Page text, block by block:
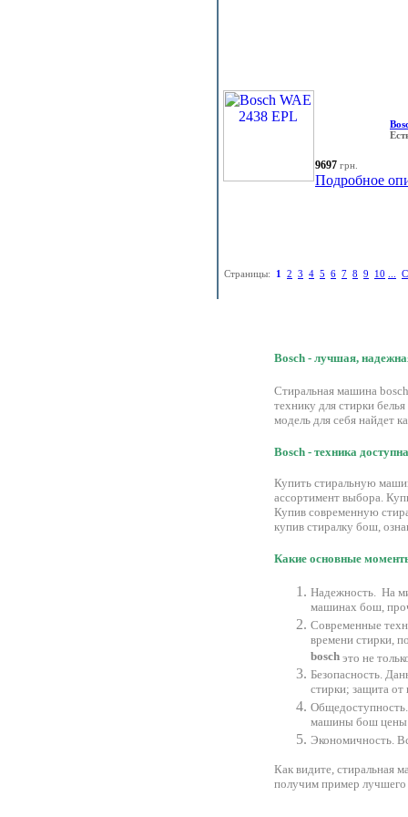
9697 грн.
Подробное
Страницы: 1 2 3 4 5 6 7 8 9 10
Bosch - лучшая,
Стиральная машина
технику для стирки
модель для себя найдет
Bosch - техника
Купить стиральную
ассортимент выбора.
Купив современную
купив стиралку бош,
Какие основные
Надежность. На
машинах бош,
Современные
времени стирки,
bosch это не
Безопасность.
стирки; защита от
машины бош цены
Экономичность.
Как видите, стиральная
получим пример лучшего